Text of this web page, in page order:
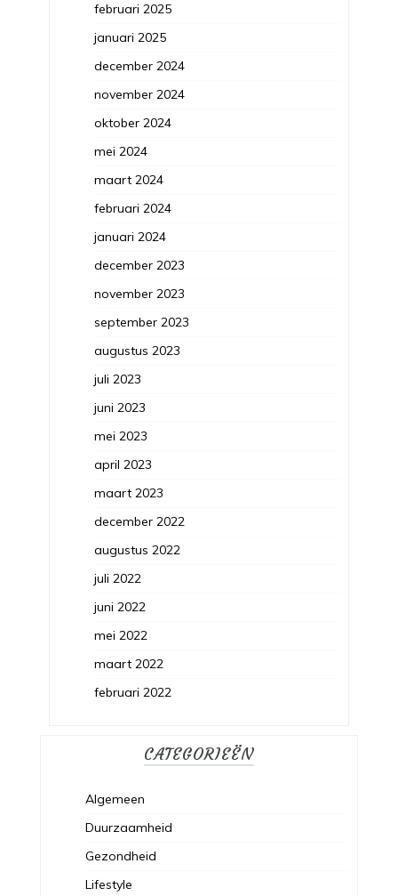
februari 2025
januari 2025
december 2024
november 2024
oktober 2024
mei 2024
maart 2024
februari 2024
januari 2024
december 2023
november 2023
september 2023
augustus 2023
juli 2023
juni 2023
mei 2023
april 2023
maart 2023
december 2022
augustus 2022
juli 2022
juni 2022
mei 2022
maart 2022
februari 2022
CATEGORIEËN
Algemeen
Duurzaamheid
Gezondheid
Lifestyle